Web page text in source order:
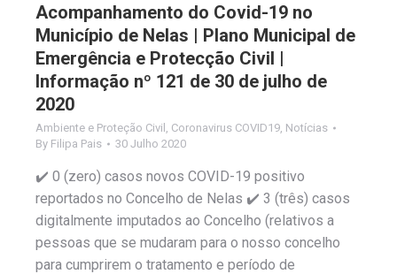
Acompanhamento do Covid-19 no
Município de Nelas | Plano Municipal de
Emergência e Protecção Civil |
Informação nº 121 de 30 de julho de
2020
Ambiente e Proteção Civil Coronavirus COVID19 Notícias
By Filipa Pais 30 Julho 2020
✔️ 0 (zero) casos novos COVID-19 positivo
reportados no Concelho de Nelas ✔️ 3 (três) casos
digitalmente imputados ao Concelho (relativos a
pessoas que se mudaram para o nosso concelho
para cumprirem o tratamento e período de